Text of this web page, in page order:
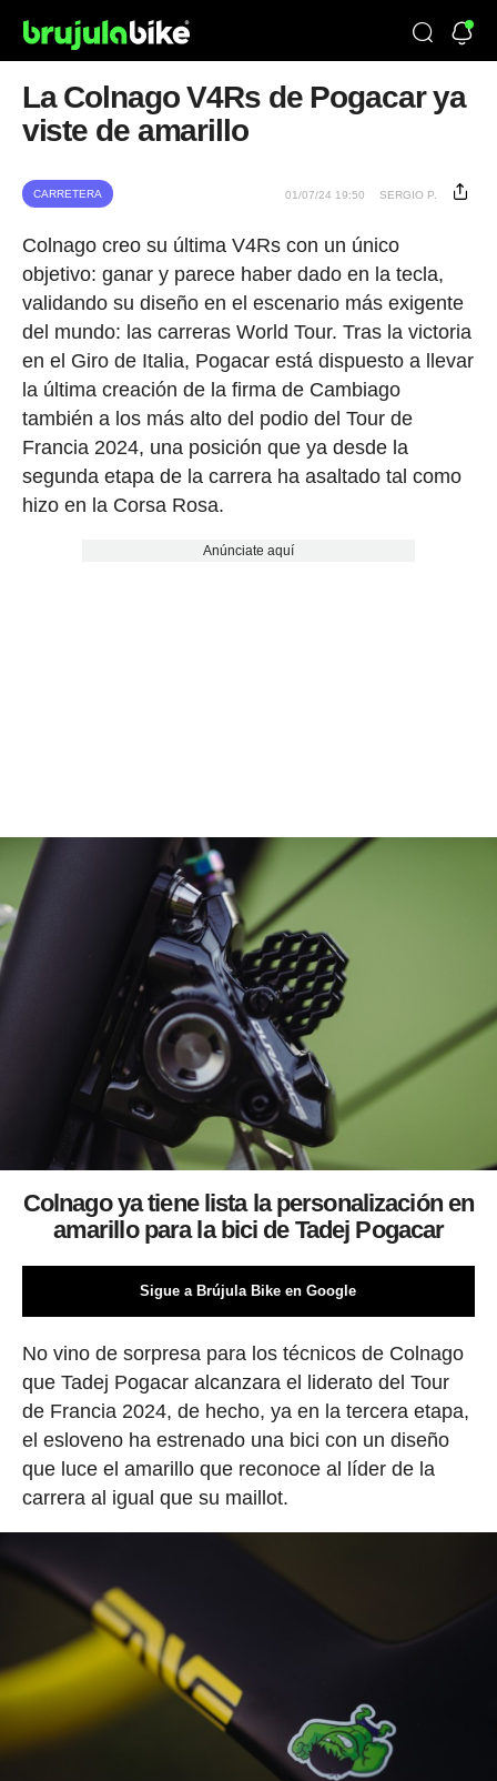
La Colnago V4Rs de Pogacar ya
viste de amarillo
CARRETERA 01/07/24 19:50 SERGIO P.
Colnago creo su última V4Rs con un único
objetivo: ganar y parece haber dado en la tecla,
validando su diseño en el escenario más exigente
del mundo: las carreras World Tour. Tras la victoria
en el Giro de Italia, Pogacar está dispuesto a llevar
la última creación de la firma de Cambiago
también a los más alto del podio del Tour de
Francia 2024, una posición que ya desde la
segunda etapa de la carrera ha asaltado tal como
hizo en la Corsa Rosa.
Anúnciate aquí
Colnago ya tiene lista la personalización en
amarillo para la bici de Tadej Pogacar
Sigue a Brújula Bike en Google
No vino de sorpresa para los técnicos de Colnago
que Tadej Pogacar alcanzara el liderato del Tour
de Francia 2024, de hecho, ya en la tercera etapa,
el esloveno ha estrenado una bici con un diseño
que luce el amarillo que reconoce al líder de la
carrera al igual que su maillot.